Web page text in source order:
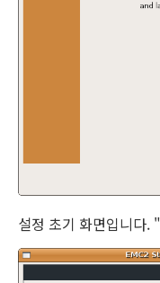
설정 초기 화면입니다. "